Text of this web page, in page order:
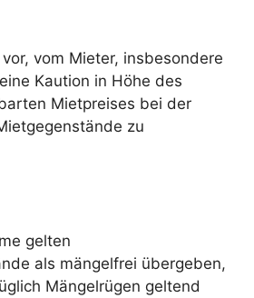
vom Mieter, insbesondere
Kaution in Höhe des
Mietpreises bei der
zu
gelten
als mängelfrei übergeben,
Mängelrügen geltend